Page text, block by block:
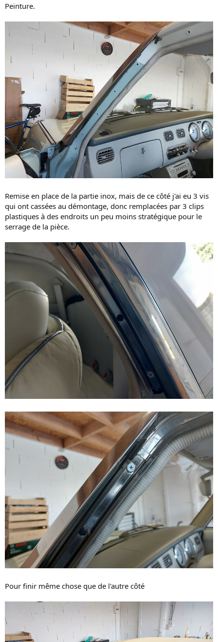
Peinture.
Remise en place de la partie inox, mais de ce côté j'ai eu 3 vis
qui ont cassées au démontage, donc remplacées par 3 clips
plastiques à des endroits un peu moins stratégique pour le
serrage de la pièce.
Pour finir même chose que de l'autre côté